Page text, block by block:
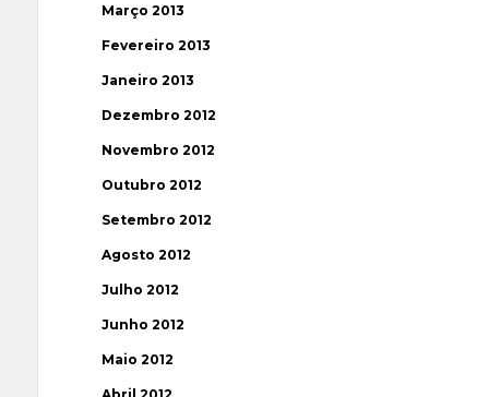
Março 2013
Fevereiro 2013
Janeiro 2013
Dezembro 2012
Novembro 2012
Outubro 2012
Setembro 2012
Agosto 2012
Julho 2012
Junho 2012
Maio 2012